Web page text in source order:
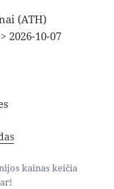
(ATH)
2026-10-07
kainas keičia